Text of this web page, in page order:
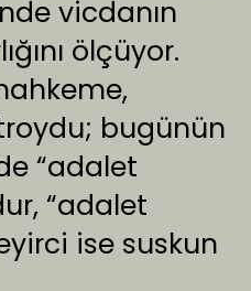
vicdanın
ölçüyor.
bugünün
“adalet
“adalet
ise suskun